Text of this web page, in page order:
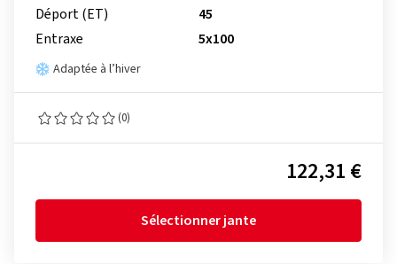
Déport (ET)
45
Entraxe
5x100
Adaptée à l’hiver
(0)
122,31 €
Sélectionner jante